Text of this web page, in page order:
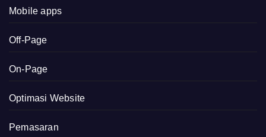
Mobile apps
Off-Page
On-Page
Optimasi Website
Pemasaran